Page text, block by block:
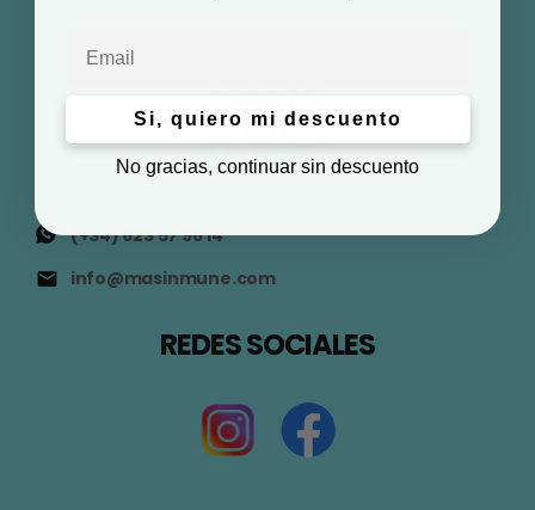
(+34) 623 57 96 14
info@masinmune.com
REDES SOCIALES
Si, quiero mi descuento
No gracias, continuar sin descuento